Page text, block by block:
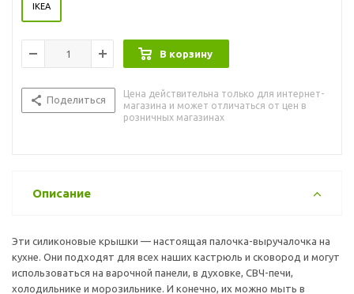
IKEA
В корзину
Поделиться
Цена действительна только для интернет-
магазина и может отличаться от цен в
розничных магазинах
Описание
Эти силиконовые крышки — настоящая палочка-выручалочка на
кухне. Они подходят для всех наших кастрюль и сковород и могут
использоваться на варочной панели, в духовке, СВЧ-печи,
холодильнике и морозильнике. И конечно, их можно мыть в